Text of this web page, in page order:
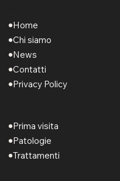
Home
Chi siamo
News
Contatti
Privacy Policy
Prima visita
Patologie
Trattamenti